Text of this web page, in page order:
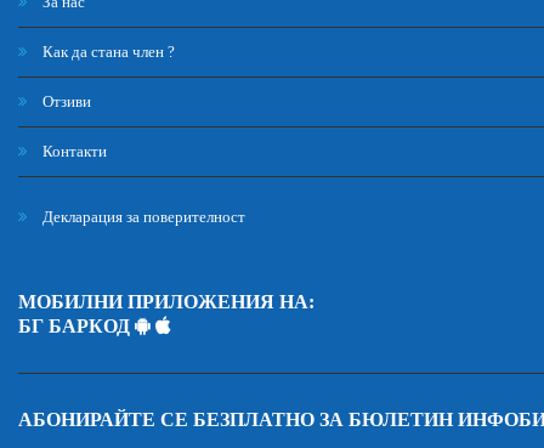
Как да стана член ?
Отзиви
Контакти
Декларация за поверителност
МОБИЛНИ ПРИЛОЖЕНИЯ НА:
БГ БАРКОД
АБОНИРАЙТЕ СЕ БЕЗПЛАТНО ЗА БЮЛЕТИН